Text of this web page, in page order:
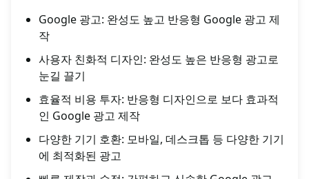
Google 광고: 완성도 높고 반응형 Google 광고 제
작
사용자 친화적 디자인: 완성도 높은 반응형 광고로
눈길 끌기
효율적 비용 투자: 반응형 디자인으로 보다 효과적
인 Google 광고 제작
다양한 기기 호환: 모바일, 데스크톱 등 다양한 기기
에 최적화된 광고